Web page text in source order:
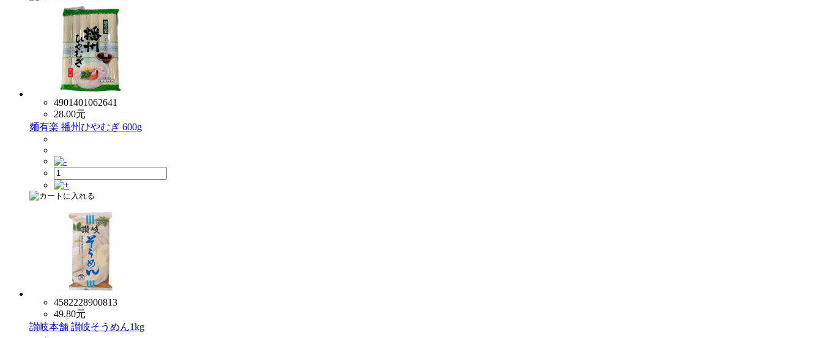
4901401062641
28.00元
麺有楽 播州ひやむぎ 600g
4582228900813
49.80元
讃岐本舗 讃岐そうめん1kg